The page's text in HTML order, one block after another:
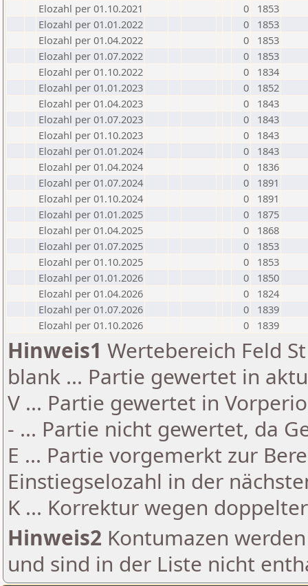
Elozahl per 01.10.2021
0
1853
Elozahl per 01.01.2022
0
1853
Elozahl per 01.04.2022
0
1853
Elozahl per 01.07.2022
0
1853
Elozahl per 01.10.2022
0
1834
Elozahl per 01.01.2023
0
1852
Elozahl per 01.04.2023
0
1843
Elozahl per 01.07.2023
0
1843
Elozahl per 01.10.2023
0
1843
Elozahl per 01.01.2024
0
1843
Elozahl per 01.04.2024
0
1836
Elozahl per 01.07.2024
0
1891
Elozahl per 01.10.2024
0
1891
Elozahl per 01.01.2025
0
1875
Elozahl per 01.04.2025
0
1868
Elozahl per 01.07.2025
0
1853
Elozahl per 01.10.2025
0
1853
Elozahl per 01.01.2026
0
1850
Elozahl per 01.04.2026
0
1824
Elozahl per 01.07.2026
0
1839
Elozahl per 01.10.2026
0 1839
Hinweis1 Wertebereich Feld
blank ... Partie gewertet in
V ... Partie gewertet in
- ... Partie nicht gewertet, da
E ... Partie vorgemerkt zur
Einstiegselozahl in der
K ... Korrektur wegen
Hinweis2 Kontumazen
und sind in der Liste nicht